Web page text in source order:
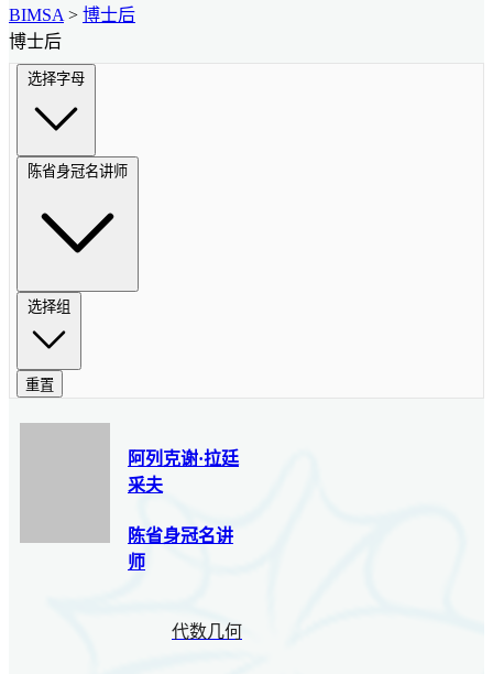
BIMSA > 博士后
博士后
选择字母
陈省身冠名讲师
选择组
重置
阿列克谢·拉廷
采夫
陈省身冠名讲
师
代数几何